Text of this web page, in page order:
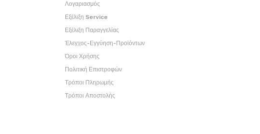
Λογαριασμός
Εξέλιξη Service
Εξέλιξη Παραγγελίας
Έλεγχος-Εγγύηση-Προϊόντων
Όροι Χρήσης
Πολιτική Επιστροφών
Τρόποι Πληρωμής
Τρόποι Αποστολής